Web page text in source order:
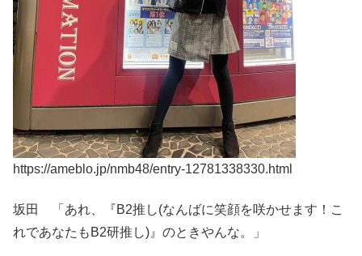
https://ameblo.jp/nmb48/entry-12781338330.html
坂田 「あれ、『B2推し(なんばに笑顔を咲かせます！こ
れであなたもB2研推し)』のときやんな。」